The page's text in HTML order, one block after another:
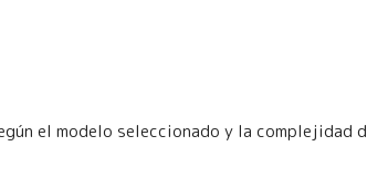
el modelo seleccionado y la complejidad